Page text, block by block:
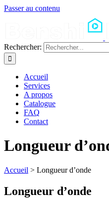
Passer au contenu
Rechercher:
Accueil
Services
A propos
Catalogue
FAQ
Contact
Longueur
Accueil > Longueur d’onde
Longueur d’onde